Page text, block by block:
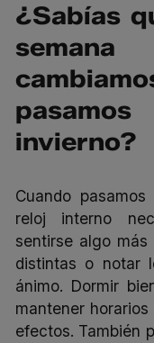
¿Sabías
invierno?
Cuando
reloj interno
sentirse algo
distintas o notar
ánimo. Dormir
mantener
efectos. También